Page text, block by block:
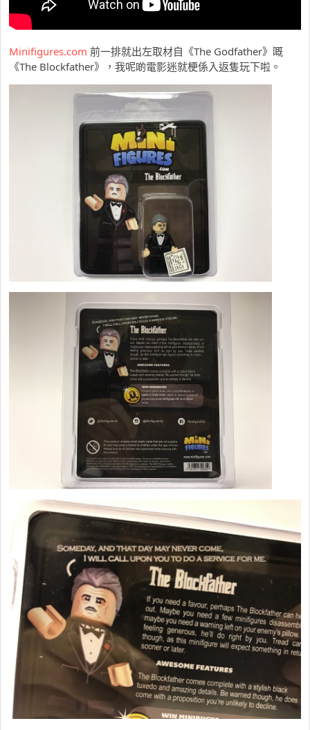
Minifigures.com 前一排就出左取材自《The Godfather》嘅
《The Blockfather》，我呢啲電影迷就梗係入返隻玩下啦。